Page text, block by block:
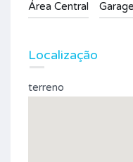
Área Central
Localização
terreno